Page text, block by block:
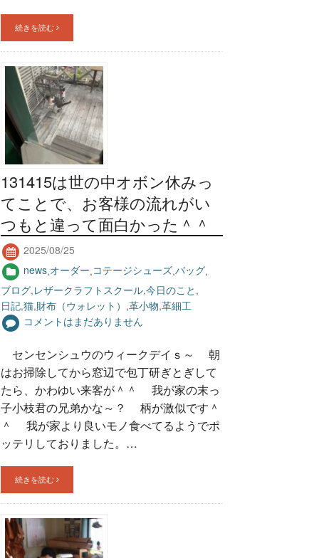
続きを読む
131415は世の中オボン休みっ
てことで、お客様の流れがい
つもと違って面白かった＾＾
2025/08/25
news,オーダー,コテージシューズ,バッグ,
ブログ,レザークラフトスクール,今日のこと ,
日記,猫,財布（ウォレット） ,革小物,革細工
コメントはまだありません
センセンシュウのウィークデイｓ～ 朝
はお掃除してから窓辺で包丁研ぎとぎして
たら、かわゆい来客が＾＾ 我が家の末っ
子小枝君の兄弟かな～？ 柄が激似です＾
＾ 我が家より良いモノ食べてるようでポ
ッテリしておりました。…
続きを読む